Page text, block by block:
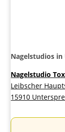
Nagelstudios
Nagelstudio
Leibscher
15910